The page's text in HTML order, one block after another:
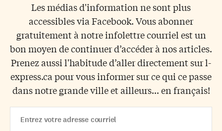
Les médias d'information ne sont plus
accessibles via Facebook. Vous abonner
gratuitement à notre infolettre courriel est un
bon moyen de continuer d’accéder à nos articles.
Prenez aussi l'habitude d’aller directement sur l-
express.ca pour vous informer sur ce qui ce passe
dans notre grande ville et ailleurs... en français!
Address